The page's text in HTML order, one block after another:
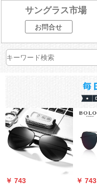
サングラス市場
お問合せ
￥ 743
￥ 743